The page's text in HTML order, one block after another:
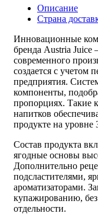
Описание
Страна
Инновационные
бренда Austria Juice
современного
создается с учетом
предприятия.
компоненты,
пропорциях. Такие
напитков
продукте на уровне
Состав продукта
ягодные основы
Дополнительно
подсластителями,
ароматизаторами.
купажированию,
отдельности.